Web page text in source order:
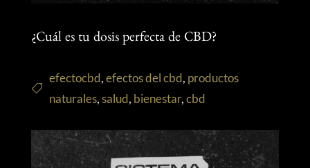
¿Cuál es tu dosis perfecta de CBD?
efectocbd,efectos del cbd, productos
naturales,salud, bienestar,cbd